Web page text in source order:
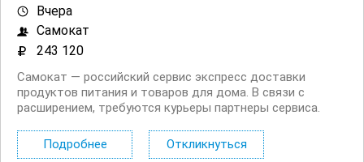
Вчера
Самокат
243 120
Самокат — российский сервис экспресс доставки
продуктов питания и товаров для дома. В связи с
расширением, требуются курьеры партнеры сервиса.
или пешком. Условия: Прозрачный доход без штрафов.
Страховка на время доставок. ...
Подробнее Откликнуться